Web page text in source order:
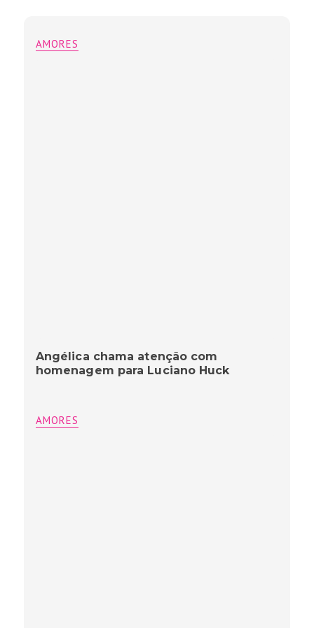
AMORES
Angélica chama atenção com
homenagem para Luciano Huck
AMORES